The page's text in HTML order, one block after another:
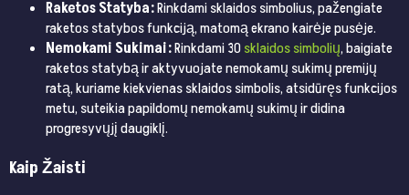
Raketos Statyba:Rinkdami sklaidos simbolius, pažengiate
raketos statybos funkciją, matomą ekrano kairėje pusėje.
Nemokami Sukimai:Rinkdami 30sklaidos simbolių, baigiate
raketos statybą ir aktyvuojate nemokamų sukimų premijų
ratą, kuriame kiekvienas sklaidos simbolis, atsidūręs funkcijos
metu, suteikia papildomų nemokamų sukimų ir didina
progresyvųjį daugiklį.
Kaip Žaisti